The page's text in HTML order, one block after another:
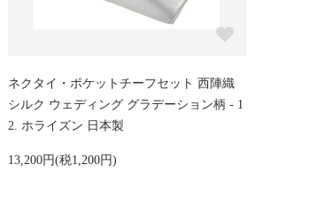
ネクタイ・ポケットチーフセット 西陣織
シルク ウェディング グラデーション柄 - 1
2. ホライズン 日本製
13,200円(税1,200円)